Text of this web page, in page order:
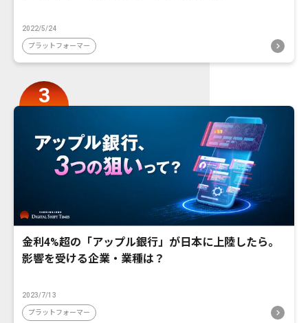
2022/5/24
プラットフォーマー
金利4%超の「アップル銀行」が日本に上陸したら。
影響を受ける企業・業種は？
2023/7/13
プラットフォーマー